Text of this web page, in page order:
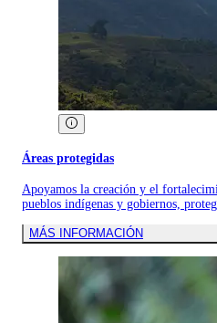
Áreas protegidas
Apoyamos la creación y el
pueblos indígenas y gobiernos,
MÁS INFORMACIÓN